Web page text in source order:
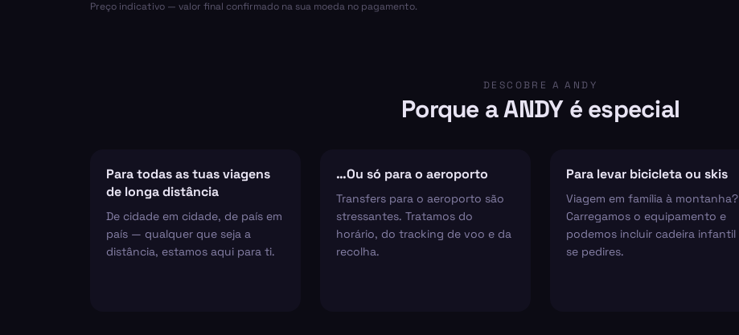
Preço indicativo — valor final confirmado na sua moeda no pagamento.
DESCOBRE A ANDY
Porque a ANDY é especial
Para todas as tuas viagens
de longa distância
De cidade em cidade, de país em
país — qualquer que seja a
distância, estamos aqui para ti.
…Ou só para o aeroporto
Transfers para o aeroporto são
stressantes. Tratamos do
horário, do tracking de voo e da
recolha.
Para levar bicicleta ou skis
Viagem em família à montanha?
Carregamos o equipamento e
podemos incluir cadeira infantil
se pedires.